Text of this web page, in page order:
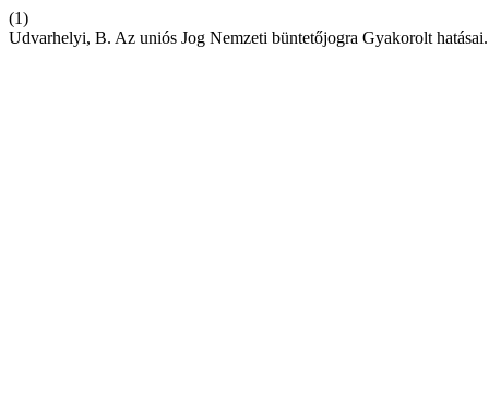
(1)
Udvarhelyi, B. Az uniós Jog Nemzeti büntetőjogra Gyakorolt